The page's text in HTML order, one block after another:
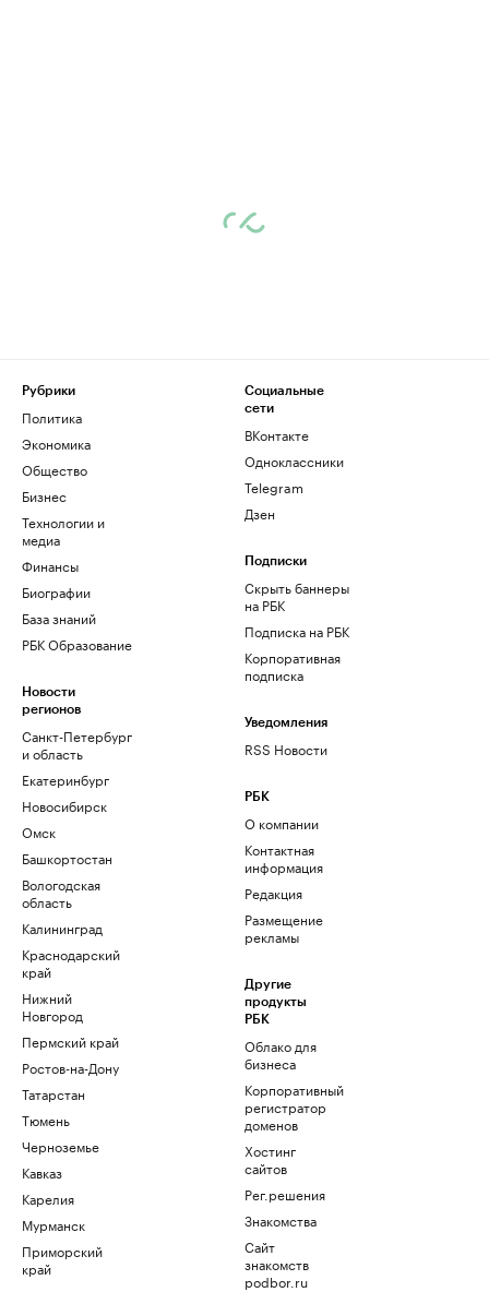
Рубрики
Политика
Экономика
Общество
Бизнес
Технологии и
медиа
Финансы
Биографии
База знаний
РБК Образование
Новости
регионов
Санкт-Петербург
и область
Екатеринбург
Новосибирск
Омск
Башкортостан
Вологодская
область
Калининград
Краснодарский
край
Нижний
Новгород
Пермский край
Ростов-на-Дону
Татарстан
Тюмень
Черноземье
Кавказ
Карелия
Мурманск
Приморский
край
Социальные
сети
ВКонтакте
Одноклассники
Telegram
Дзен
Подписки
Скрыть баннеры
на РБК
Подписка на РБК
Корпоративная
подписка
Уведомления
RSS Новости
РБК
О компании
Контактная
информация
Редакция
Размещение
рекламы
Другие
продукты
РБК
Облако для
бизнеса
Корпоративный
регистратор
доменов
Хостинг
сайтов
Рег.решения
Знакомства
Сайт
знакомств
podbor.ru